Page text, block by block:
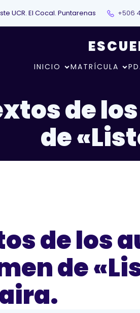
UCR. El Cocal. Puntarenas +506
INICIO MATRÍCULA
de
de
de los
de